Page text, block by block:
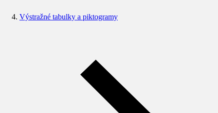
Výstražné tabulky a piktogramy